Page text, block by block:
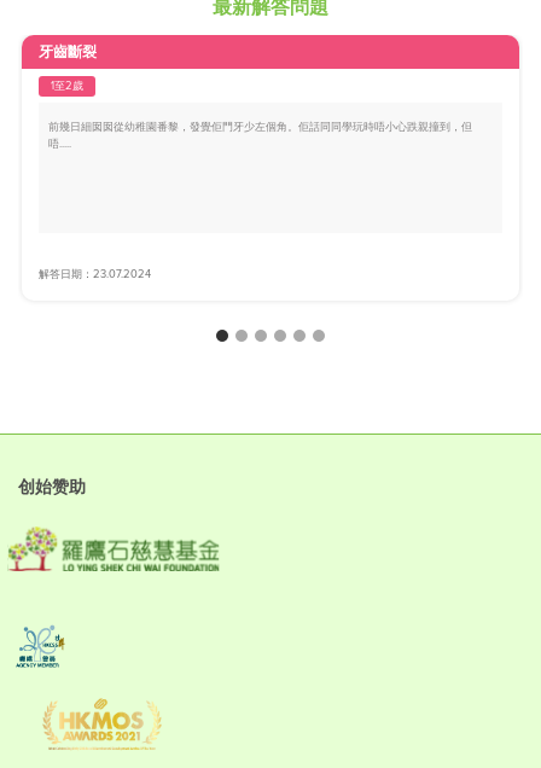
最新解答問題
牙齒斷裂
1至2歲
前幾日細囡囡從幼稚園番黎，發覺佢門牙少左個角。佢話同同學玩時唔小心跌親撞到，但
唔.....
解答日期：23.07.2024
创始赞助